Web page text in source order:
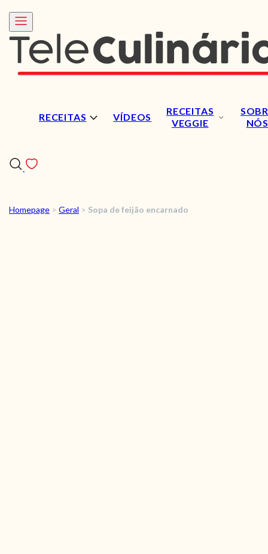
RECEITAS VÍDEOS
RECEITAS
VEGGIE
NÓS
RECEITAS
Homepage > Geral > Sopa de feijão encarnado